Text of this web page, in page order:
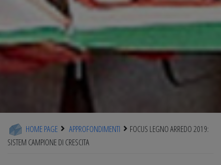
HOME PAGE APPROFONDIMENTI
FOCUS LEGNO ARREDO 2019:
SISTEM CAMPIONE DI CRESCITA